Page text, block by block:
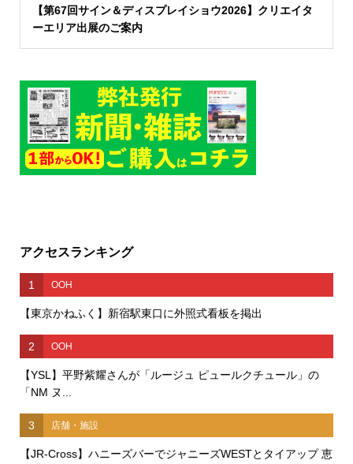
【第67回サイン＆ディスプレイショウ2026】クリエイタ
ーエリア出展のご案内
アクセスランキング
1 OOH
【東京かねふく】新宿駅東口に外照式看板を掲出
2 OOH
【YSL】平野紫耀さんが「ルージュ ピュールクチュール」の
「NM ヌ...
3 店舗・施設
【JR-Cross】ハニーズバーでジャニーズWESTとタイアップ 恵